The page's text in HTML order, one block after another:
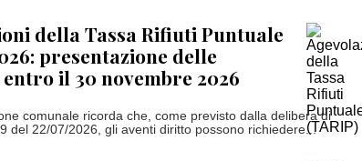
della Tassa Rifiuti Puntuale
presentazione delle
il 30 novembre 2026
comunale ricorda che, come previsto dalla delibera di
del 22/07/2026, gli aventi diritto possono richiedere...